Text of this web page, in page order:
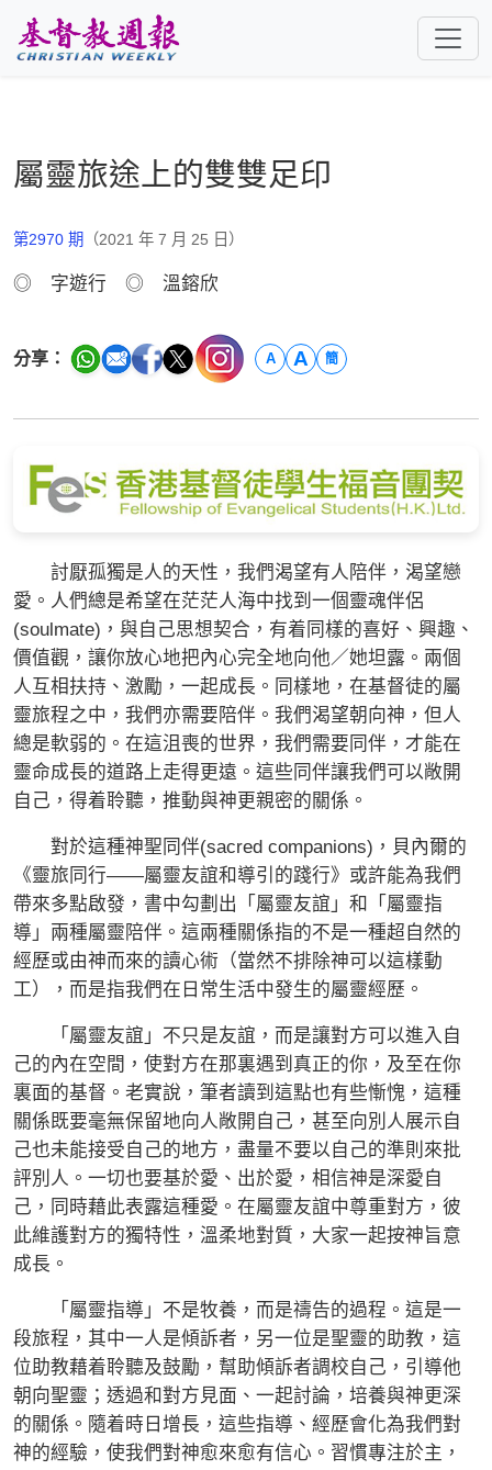
屬靈旅途上的雙雙足印
第2970 期 （2021 年 7 月 25 日）
◎ 字遊行 ◎ 溫鎔欣
分享： A A 簡
討厭孤獨是人的天性，我們渴望有人陪伴，渴望戀
愛。人們總是希望在茫茫人海中找到一個靈魂伴侶
(soulmate)，與自己思想契合，有着同樣的喜好、興趣、
價值觀，讓你放心地把內心完全地向他／她坦露。兩個
人互相扶持、激勵，一起成長。同樣地，在基督徒的屬
靈旅程之中，我們亦需要陪伴。我們渴望朝向神，但人
總是軟弱的。在這沮喪的世界，我們需要同伴，才能在
靈命成長的道路上走得更遠。這些同伴讓我們可以敞開
自己，得着聆聽，推動與神更親密的關係。
對於這種神聖同伴(sacred companions)，貝內爾的
《靈旅同行——屬靈友誼和導引的踐行》或許能為我們
帶來多點啟發，書中勾劃出「屬靈友誼」和「屬靈指
導」兩種屬靈陪伴。這兩種關係指的不是一種超自然的
經歷或由神而來的讀心術（當然不排除神可以這樣動
工），而是指我們在日常生活中發生的屬靈經歷。
「屬靈友誼」不只是友誼，而是讓對方可以進入自
己的內在空間，使對方在那裏遇到真正的你，及至在你
裏面的基督。老實說，筆者讀到這點也有些慚愧，這種
關係既要毫無保留地向人敞開自己，甚至向別人展示自
己也未能接受自己的地方，盡量不要以自己的準則來批
評別人。一切也要基於愛、出於愛，相信神是深愛自
己，同時藉此表露這種愛。在屬靈友誼中尊重對方，彼
此維護對方的獨特性，溫柔地對質，大家一起按神旨意
成長。
「屬靈指導」不是牧養，而是禱告的過程。這是一
段旅程，其中一人是傾訴者，另一位是聖靈的助教，這
位助教藉着聆聽及鼓勵，幫助傾訴者調校自己，引導他
朝向聖靈；透過和對方見面、一起討論，培養與神更深
的關係。隨着時日增長，這些指導、經歷會化為我們對
神的經驗，使我們對神愈來愈有信心。習慣專注於主，